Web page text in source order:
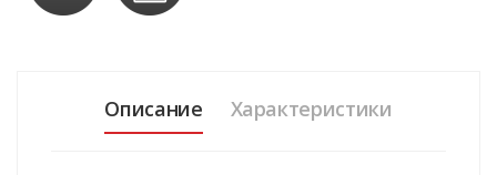
Описание Характеристики